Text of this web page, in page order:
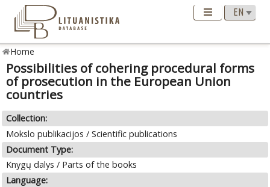
Home
Possibilities of cohering procedural forms
of prosecution in the European Union
countries
Collection:
Mokslo publikacijos / Scientific publications
Document Type:
Knygų dalys / Parts of the books
Language: